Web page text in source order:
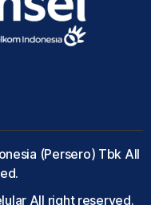
(Persero) Tbk All
All right reserved.